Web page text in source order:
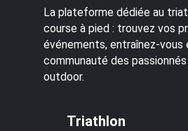
La plateforme dédiée au
course à pied : trouvez vos
événements, entraînez-vous
communauté des
outdoor.
Triathlon